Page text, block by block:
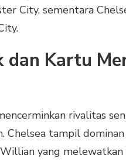
City, sementara
dan Kartu
rivalitas
Chelsea tampil
yang